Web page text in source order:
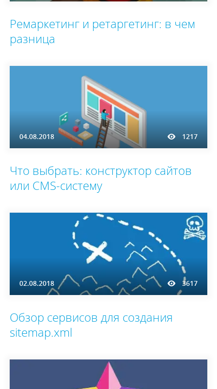
Ремаркетинг и ретаргетинг: в чем
разница
04.08.2018 1217
Что выбрать: конструктор сайтов
или CMS-систему
02.08.2018 3617
Обзор сервисов для создания
sitemap.xml